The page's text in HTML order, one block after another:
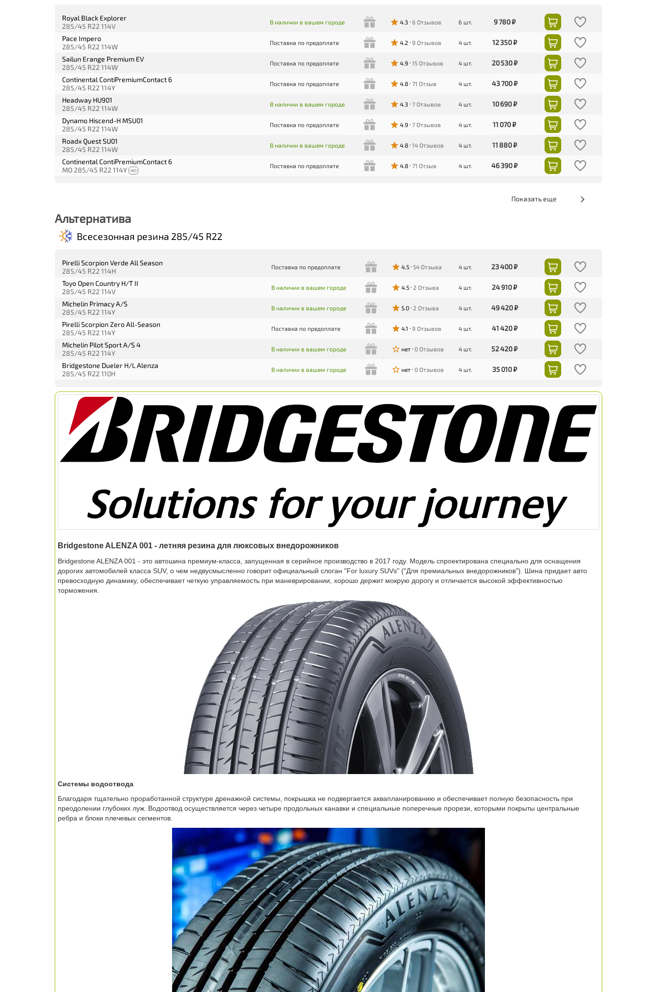
Royal Black Explorer
285/45 R22 114V
В наличии в вашем городе 4.3 6 Отзывов 6 шт.
9 780 ₽
Pace Impero
285/45 R22 114W
Поставка по предоплате 4.2 9 Отзывов 4 шт.
12 350 ₽
Sailun Erange Premium EV
285/45 R22 114W
Поставка по предоплате 4.9 15 Отзывов 4 шт.
20 530 ₽
Continental ContiPremiumContact 6
285/45 R22 114Y
Поставка по предоплате 4.8 71 Отзыв 4 шт.
43 700 ₽
Headway HU901
285/45 R22 114W
В наличии в вашем городе 4.3 7 Отзывов 4 шт.
10 690 ₽
Dynamo Hiscend-H MSU01
285/45 R22 114W
Поставка по предоплате 4.9 7 Отзывов 4 шт.
11 070 ₽
Roadx Quest SU01
285/45 R22 114W
В наличии в вашем городе 4.8 14 Отзывов 4 шт.
11 880 ₽
Continental ContiPremiumContact 6
MO 285/45 R22 114Y
MO
Поставка по предоплате 4.8 71 Отзыв 4 шт. 46 390 ₽
Показать еще
Альтернатива
Всесезонная резина 285/45 R22
Pirelli Scorpion Verde All Season
285/45 R22 114H
Поставка по предоплате 4.5 54 Отзыва 4 шт.
23 400 ₽
Toyo Open Country H/T II
285/45 R22 114V
В наличии в вашем городе 4.5 2 Отзыва 4 шт.
24 910 ₽
Michelin Primacy A/S
285/45 R22 114Y
В наличии в вашем городе 5.0 2 Отзыва 4 шт.
49 420 ₽
Pirelli Scorpion Zero All-Season
285/45 R22 114Y
Поставка по предоплате 4.1 9 Отзывов 4 шт.
41 420 ₽
Michelin Pilot Sport A/S 4
285/45 R22 114Y
В наличии в вашем городе нет 0 Отзывов 4 шт.
52 420 ₽
Bridgestone Dueler H/L Alenza
285/45 R22 110H
В наличии в вашем городе нет 0 Отзывов 4 шт. 35 010 ₽
Bridgestone ALENZA 001 - летняя резина для люксовых внедорожников
Bridgestone ALENZA 001 - это автошина премиум-класса, запущенная в серийное производство в 2017 году. Модель спроектирована специально для оснащения
дорогих автомобилей класса SUV, о чем недвусмысленно говорит официальный слоган "For luxury SUVs" ("Для премиальных внедорожников"). Шина придает авто
превосходную динамику, обеспечивает четкую управляемость при маневрировании, хорошо держит мокрую дорогу и отличается высокой эффективностью
торможения.
Системы водоотвода
Благодаря тщательно проработанной структуре дренажной системы, покрышка не подвергается аквапланированию и обеспечивает полную безопасность при
преодолении глубоких луж. Водоотвод осуществляется через четыре продольных канавки и специальные поперечные прорези, которыми покрыты центральные
ребра и блоки плечевых сегментов.